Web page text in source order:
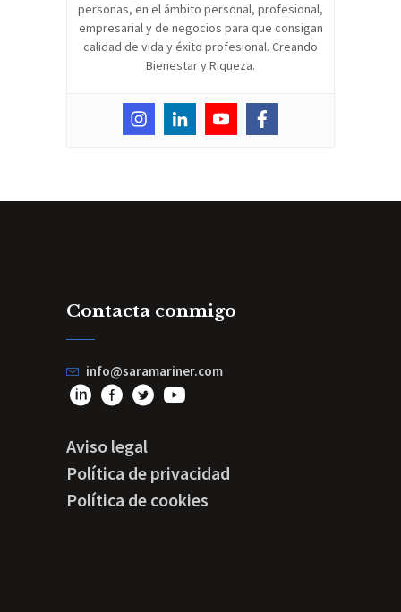
personas, en el ámbito personal, profesional,
empresarial y de negocios para que consigan
calidad de vida y éxito profesional. Creando
Bienestar y Riqueza.
Contacta conmigo
info@saramariner.com
Aviso legal
Política de privacidad
Política de cookies